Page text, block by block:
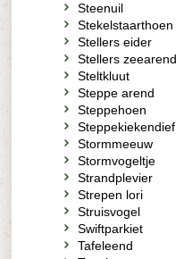
Steenuil
Stekelstaarthoen
Stellers eider
Stellers zeearend
Steltkluut
Steppe arend
Steppehoen
Steppekiekendief
Stormmeeuw
Stormvogeltje
Strandplevier
Strepen lori
Struisvogel
Swiftparkiet
Tafeleend